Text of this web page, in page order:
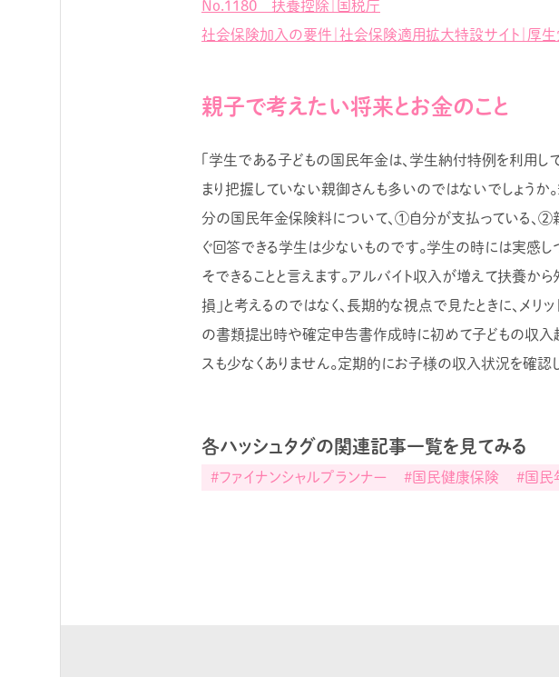
No.1180 扶養控除｜国税庁
社会保険加入の要件｜社会保険適用拡大特設サイト｜厚
親子で考えたい将来とお金のこと
「学生である子どもの国民年金は、学生納付特例を利用
まり把握していない親御さんも多いのではないでしょうか
分の国民年金保険料について、①自分が支払っている、②
ぐ回答できる学生は少ないものです。学生の時には実感
そできることと言えます。アルバイト収入が増えて扶養か
損」と考えるのではなく、長期的な視点で見たときに、メリ
の書類提出時や確定申告書作成時に初めて子どもの収入
スも少なくありません。定期的にお子様の収入状況を確認
各ハッシュタグの関連記事一覧を見てみる
#ファイナンシャルプランナー #国民健康保険 #国民